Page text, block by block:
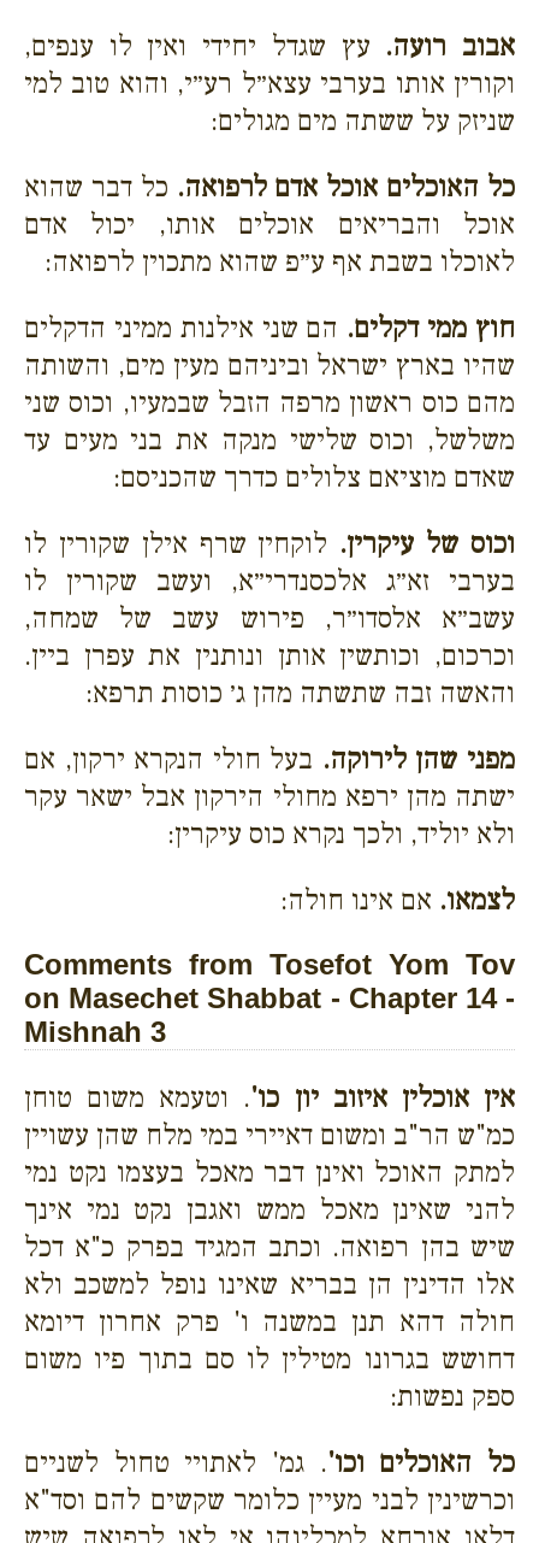
אבוב רועה. עץ שגדל יחידי ואין לו ענפים,
וקורין אותו בערבי עצא״ל רע״י, והוא טוב למי
שניזק על ששתה מים מגולים:
כל האוכלים אוכל אדם לרפואה. כל דבר שהוא
אוכל והבריאים אוכלים אותו, יכול אדם
לאוכלו בשבת אף ע״פ שהוא מתכוין לרפואה:
חוץ ממי דקלים. הם שני אילנות ממיני הדקלים
שהיו בארץ ישראל וביניהם מעין מים, והשותה
מהם כוס ראשון מרפה הזבל שבמעיו, וכוס שני
משלשל, וכוס שלישי מנקה את בני מעים עד
שאדם מוציאם צלולים כדרך שהכניסם:
וכוס של עיקרין. לוקחין שרף אילן שקורין לו
בערבי זא״ג אלכסנדרי״א, ועשב שקורין לו
עשב״א אלסדו״ר, פירוש עשב של שמחה,
וכרכום, וכותשין אותן ונותנין את עפרן ביין.
והאשה זבה שתשתה מהן ג׳ כוסות תרפא:
מפני שהן לירוקה. בעל חולי הנקרא ירקון, אם
ישתה מהן ירפא מחולי הירקון אבל ישאר עקר
ולא יוליד, ולכך נקרא כוס עיקרין:
לצמאו. אם אינו חולה:
Comments from Tosefot Yom Tov
on Masechet Shabbat - Chapter 14 -
Mishnah 3
אין אוכלין איזוב יון כו'. וטעמא משום טוחן
כמ"ש הר"ב ומשום דאיירי במי מלח שהן עשויין
למתק האוכל ואינן דבר מאכל בעצמו נקט נמי
להני שאינן מאכל ממש ואגבן נקט נמי אינך
שיש בהן רפואה. וכתב המגיד בפרק כ"א דכל
אלו הדינין הן בבריא שאינו נופל למשכב ולא
חולה דהא תנן במשנה ו' פרק אחרון דיומא
דחושש בגרונו מטילין לו סם בתוך פיו משום
ספק נפשות:
כל האוכלים וכו'. גמ' לאתויי טחול לשניים
וכרשינין לבני מעיין כלומר שקשים להם וסד"א